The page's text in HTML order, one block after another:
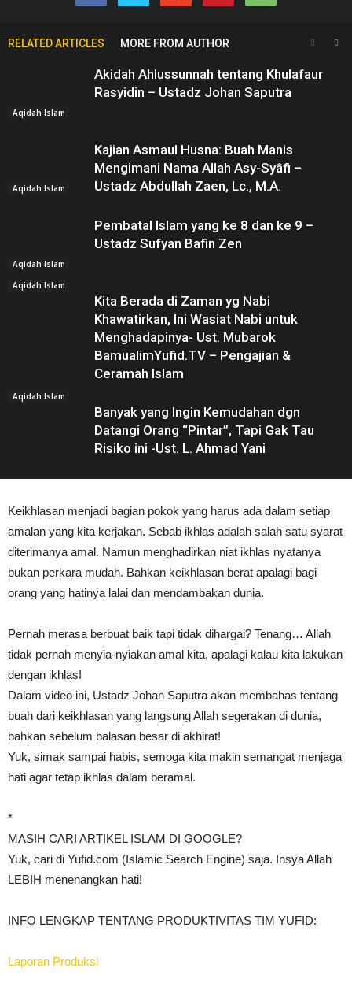
RELATED ARTICLES MORE FROM AUTHOR
Aqidah Islam
Akidah Ahlussunnah tentang Khulafaur
Rasyidin – Ustadz Johan Saputra
Aqidah Islam
Kajian Asmaul Husna: Buah Manis
Mengimani Nama Allah Asy-Syâfi –
Ustadz Abdullah Zaen, Lc., M.A.
Aqidah Islam
Pembatal Islam yang ke 8 dan ke 9 –
Ustadz Sufyan Bafin Zen
Aqidah Islam
Kita Berada di Zaman yg Nabi
Khawatirkan, Ini Wasiat Nabi untuk
Menghadapinya- Ust. Mubarok
BamualimYufid.TV – Pengajian &
Ceramah Islam
Aqidah Islam
Banyak yang Ingin Kemudahan dgn
Datangi Orang “Pintar”, Tapi Gak Tau
Risiko ini -Ust. L. Ahmad Yani
Keikhlasan menjadi bagian pokok yang harus ada dalam setiap
amalan yang kita kerjakan. Sebab ikhlas adalah salah satu syarat
diterimanya amal. Namun menghadirkan niat ikhlas nyatanya
bukan perkara mudah. Bahkan keikhlasan berat apalagi bagi
orang yang hatinya lalai dan mendambakan dunia.
Pernah merasa berbuat baik tapi tidak dihargai? Tenang… Allah
tidak pernah menyia-nyiakan amal kita, apalagi kalau kita lakukan
dengan ikhlas!
Dalam video ini, Ustadz Johan Saputra akan membahas tentang
buah dari keikhlasan yang langsung Allah segerakan di dunia,
bahkan sebelum balasan besar di akhirat!
Yuk, simak sampai habis, semoga kita makin semangat menjaga
hati agar tetap ikhlas dalam beramal.
*
MASIH CARI ARTIKEL ISLAM DI GOOGLE?
Yuk, cari di Yufid.com (Islamic Search Engine) saja. Insya Allah
LEBIH menenangkan hati!
INFO LENGKAP TENTANG PRODUKTIVITAS TIM YUFID:
Laporan Produksi